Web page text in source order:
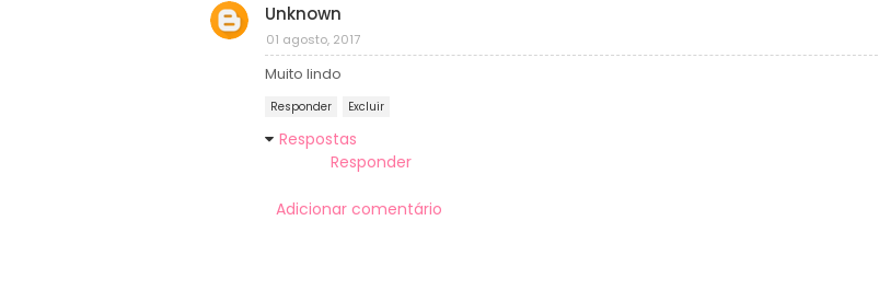
Unknown
01 agosto, 2017
Muito lindo
Responder Excluir
Respostas
Responder
Adicionar comentário